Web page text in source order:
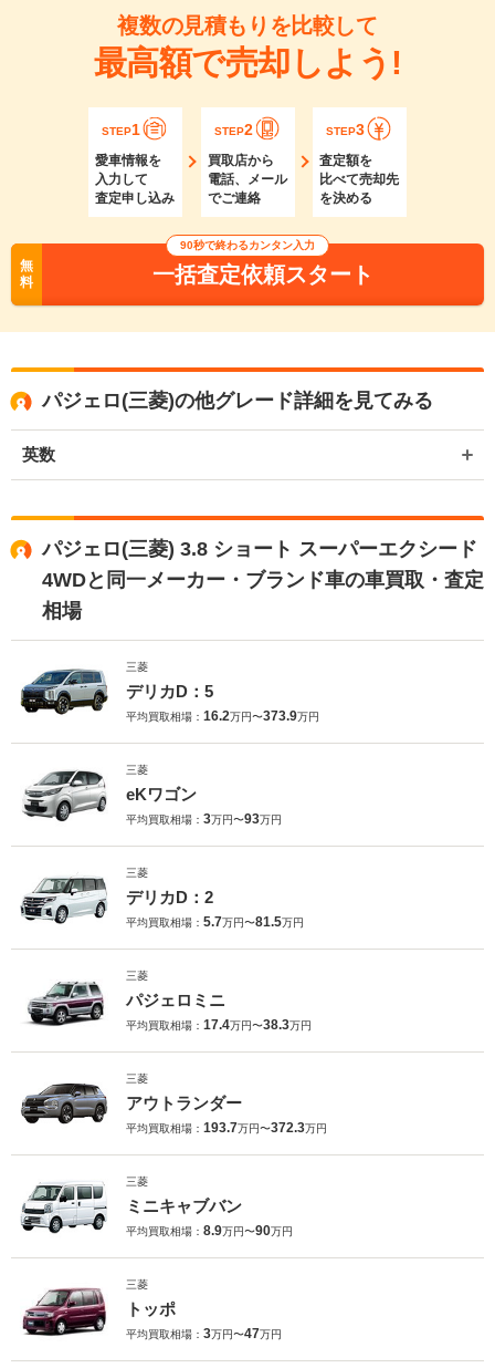
複数の見積もりを比較して
最高額で売却しよう!
STEP1
愛車情報を
入力して
査定申し込み
STEP2
買取店から
電話、メール
でご連絡
STEP3
査定額を
比べて売却先
を決める
無
料
90秒で終わるカンタン入力
一括査定依頼スタート
パジェロ(三菱)の他グレード詳細を見てみる
英数
パジェロ(三菱) 3.8 ショート スーパーエクシード
4WDと同一メーカー・ブランド車の車買取・査定
相場
三菱
デリカD：5
平均買取相場： 16.2万円〜373.9万円
三菱
eKワゴン
平均買取相場： 3万円〜93万円
三菱
デリカD：2
平均買取相場： 5.7万円〜81.5万円
三菱
パジェロミニ
平均買取相場： 17.4万円〜38.3万円
三菱
アウトランダー
平均買取相場： 193.7万円〜372.3万円
三菱
ミニキャブバン
平均買取相場： 8.9万円〜90万円
三菱
トッポ
平均買取相場： 3万円〜47万円